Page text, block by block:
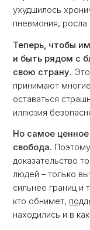
ухудшилось
пневмония, росла
Теперь, чтобы
и быть рядом с
свою страну.
принимают
оставаться
иллюзия
Но самое ценное
свобода.
доказательство
людей – только
сильнее границ и
кто обнимет,
находились и в